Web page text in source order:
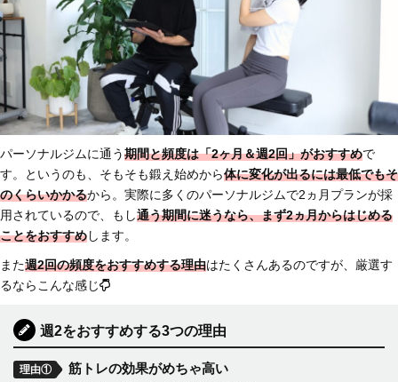
パーソナルジムに通う期間と頻度は「2ヶ月＆週2回」がおすすめで
す。というのも、そもそも鍛え始めから体に変化が出るには最低でもそ
のくらいかかるから。実際に多くのパーソナルジムで2ヵ月プランが採
用されているので、もし通う期間に迷うなら、まず2ヵ月からはじめる
ことをおすすめします。
また週2回の頻度をおすすめする理由はたくさんあるのですが、厳選す
るならこんな感じ
週2をおすすめする3つの理由
理由① 筋トレの効果がめちゃ高い